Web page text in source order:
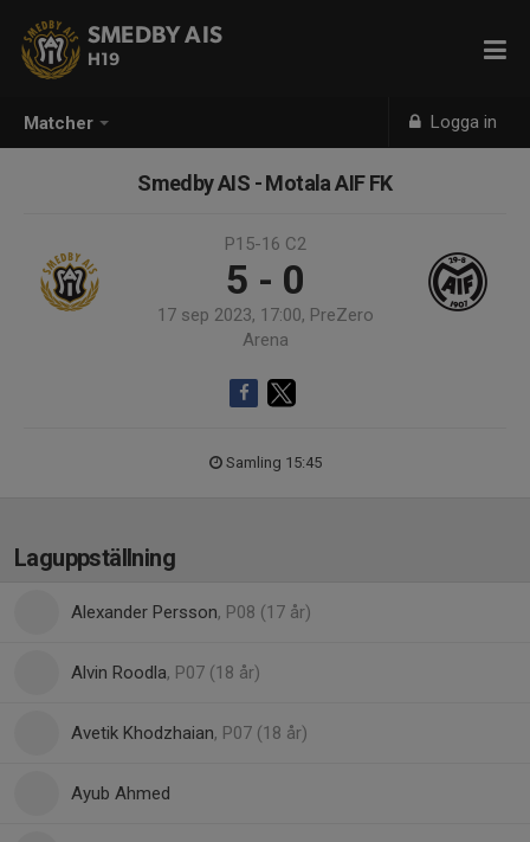
Matcher Logga in
SMEDBY AIS
H19
Smedby AIS - Motala AIF FK
P15-16 C2
5 - 0
17 sep 2023, 17:00, PreZero
Arena
Samling 15:45
Laguppställning
Alexander Persson, P08 (17 år)
Alvin Roodla, P07 (18 år)
Avetik Khodzhaian, P07 (18 år)
Ayub Ahmed